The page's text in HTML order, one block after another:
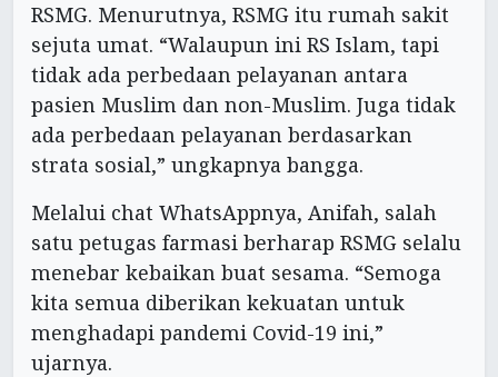
RSMG. Menurutnya, RSMG itu rumah sakit
sejuta umat. “Walaupun ini RS Islam, tapi
tidak ada perbedaan pelayanan antara
pasien Muslim dan non-Muslim. Juga tidak
ada perbedaan pelayanan berdasarkan
strata sosial,” ungkapnya bangga.
Melalui chat WhatsAppnya, Anifah, salah
satu petugas farmasi berharap RSMG selalu
menebar kebaikan buat sesama. “Semoga
kita semua diberikan kekuatan untuk
menghadapi pandemi Covid-19 ini,”
ujarnya.